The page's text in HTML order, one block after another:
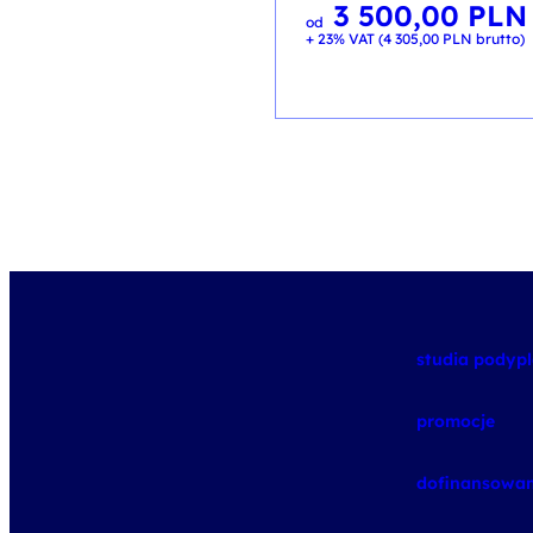
od 3 500,00 PLN
+ 23% VAT (4 305,00 PLN brutto)
studia
promocje